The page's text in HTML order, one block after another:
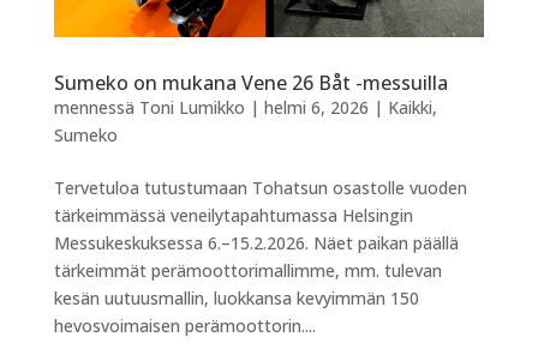
Sumeko on mukana Vene 26 Båt -messuilla
mennessä Toni Lumikko | helmi 6, 2026 | Kaikki,
Sumeko
Tervetuloa tutustumaan Tohatsun osastolle vuoden
tärkeimmässä veneilytapahtumassa Helsingin
Messukeskuksessa 6.–15.2.2026. Näet paikan päällä
tärkeimmät perämoottorimallimme, mm. tulevan
kesän uutuusmallin, luokkansa kevyimmän 150
hevosvoimaisen perämoottorin....